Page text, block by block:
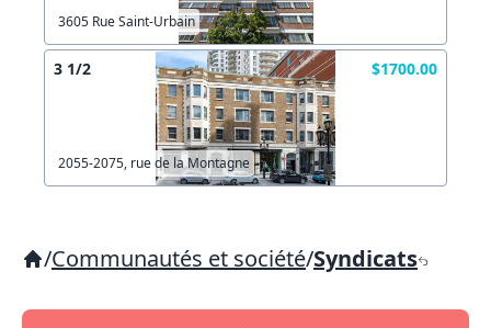
3605 Rue Saint-Urbain
3 1/2 $1700.00
2055-2075, rue de la Montagne
/Communautés et société/Syndicats